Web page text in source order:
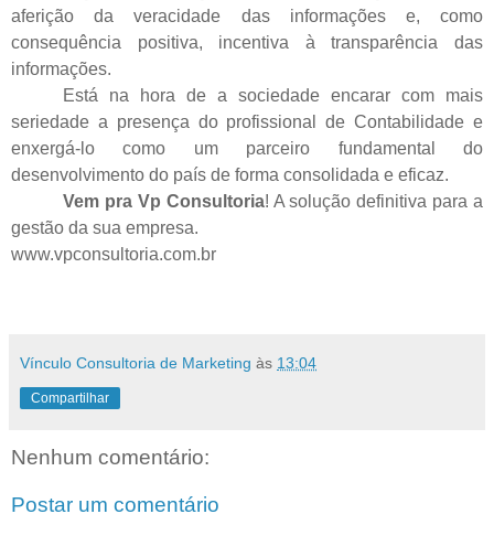
aferição da veracidade das informações e, como
consequência positiva, incentiva à transparência das
informações.
Está na hora de a sociedade encarar com mais
seriedade a presença do profissional de Contabilidade e
enxergá-lo como um parceiro fundamental do
desenvolvimento do país de forma consolidada e eficaz.
Vem pra Vp Consultoria! A solução definitiva para a
gestão da sua empresa.
www.vpconsultoria.com.br
Vínculo Consultoria de Marketing às 13:04
Compartilhar
Nenhum comentário:
Postar um comentário